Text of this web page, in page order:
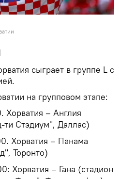
сыграет в группе L с
на групповом этапе:
Хорватия – Англия
ти Стэдиум", Даллас)
Хорватия – Панама
Торонто)
Хорватия – Гана (стадион